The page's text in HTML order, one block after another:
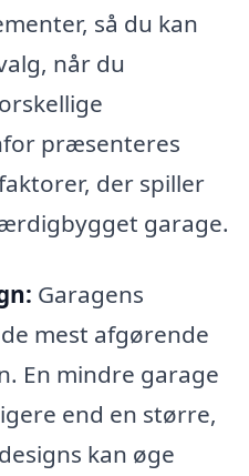
så du kan
når du
præsenteres
der spiller
garage.
Garagens
mest afgørende
En mindre garage
end en større,
kan øge